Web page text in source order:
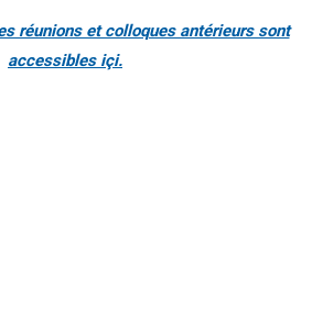
réunions et colloques antérieurs sont
accessibles içi.